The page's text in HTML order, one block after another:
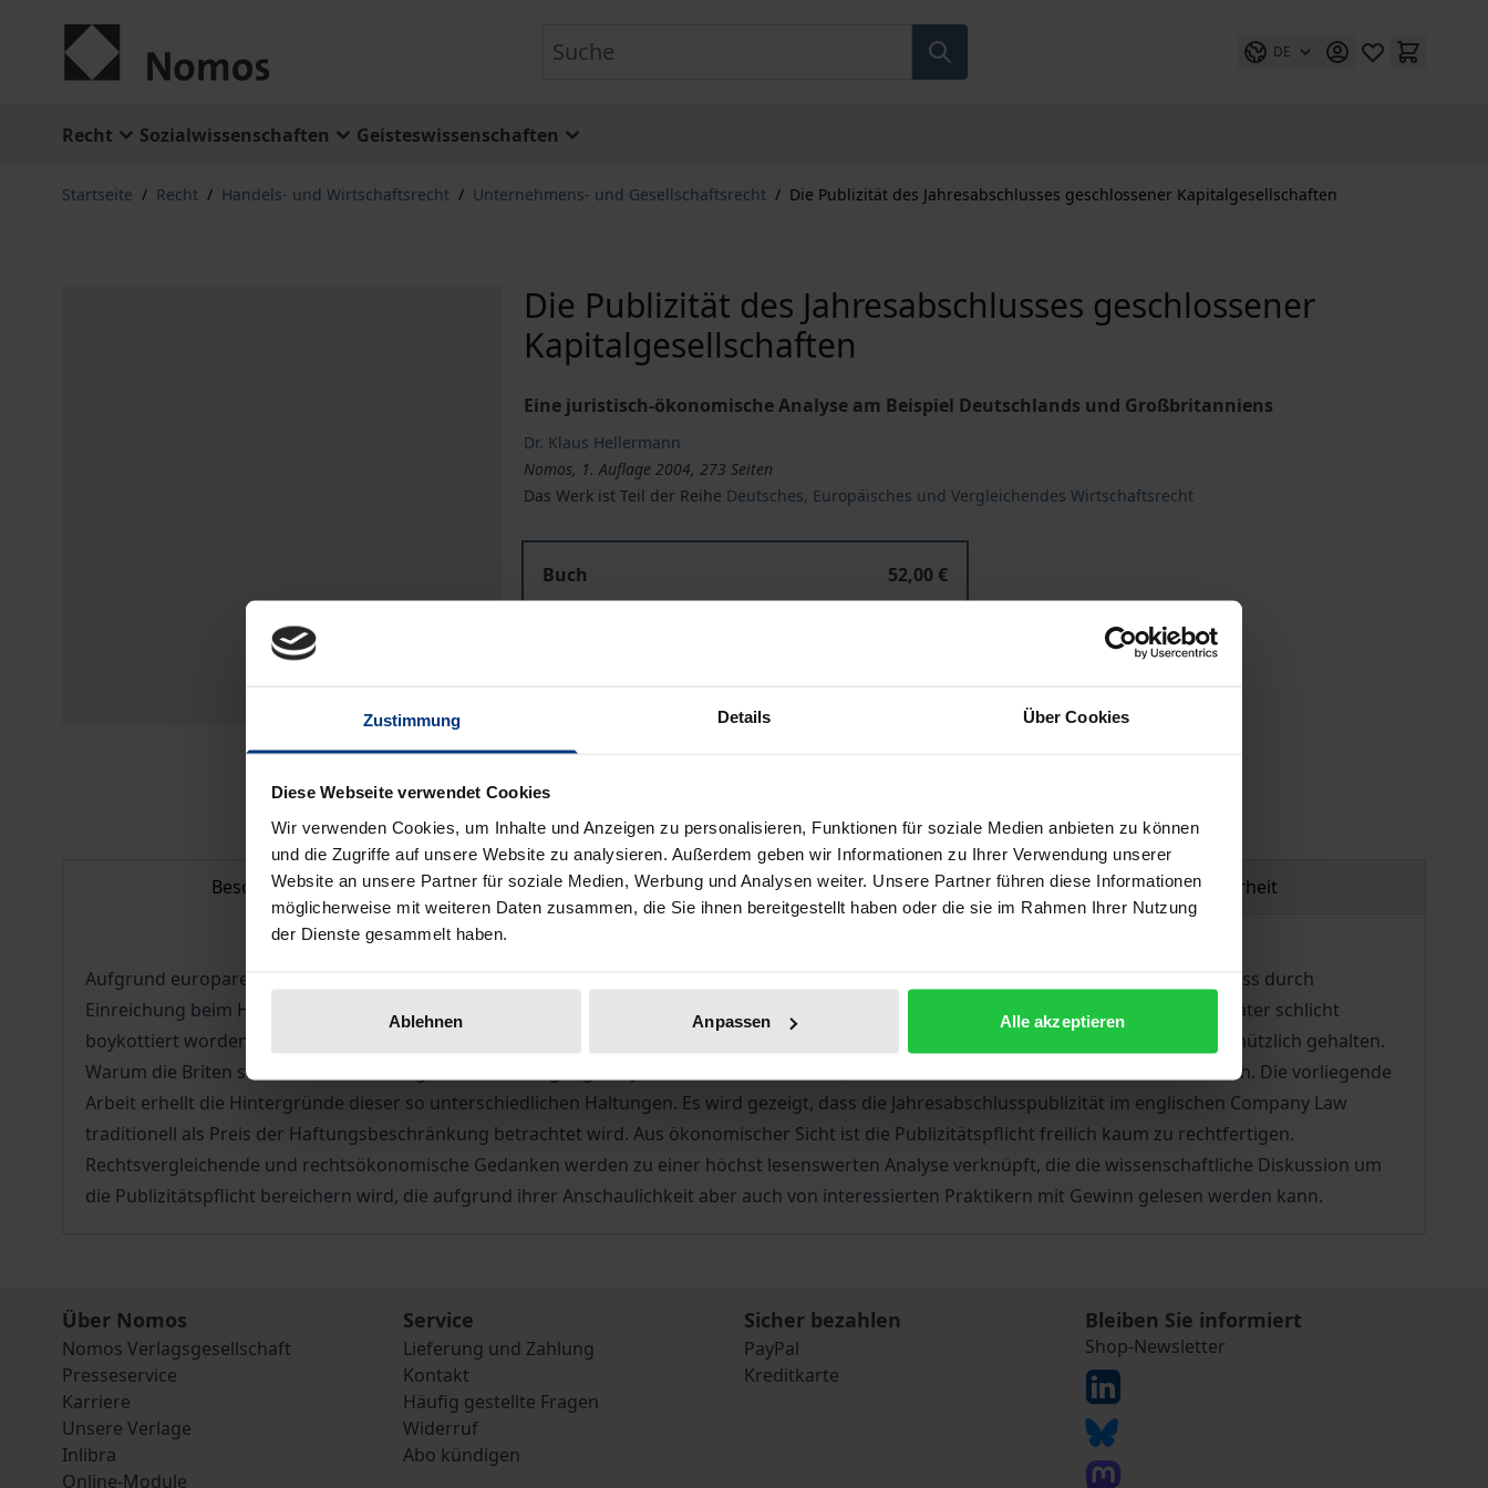
Zustimmung Details Über Cookies
Diese Webseite verwendet Cookies
Wir verwenden Cookies, um Inhalte und Anzeigen zu personalisieren, Funktionen für soziale Medien anbieten zu können
und die Zugriffe auf unsere Website zu analysieren. Außerdem geben wir Informationen zu Ihrer Verwendung unserer
Website an unsere Partner für soziale Medien, Werbung und Analysen weiter. Unsere Partner führen diese Informationen
möglicherweise mit weiteren Daten zusammen, die Sie ihnen bereitgestellt haben oder die sie im Rahmen Ihrer Nutzung
der Dienste gesammelt haben.
Ablehnen Anpassen Alle akzeptieren
DE
Recht Sozialwissenschaften Geisteswissenschaften
Startseite / Recht / Handels- und Wirtschaftsrecht / Unternehmens- und Gesellschaftsrecht / Die Publizität des Jahresabschlusses geschlossener Kapitalgesellschaften
Die Publizität des Jahresabschlusses geschlossener
Kapitalgesellschaften
Eine juristisch-ökonomische Analyse am Beispiel Deutschlands und Großbritanniens
Dr. Klaus Hellermann
Nomos, 1. Auflage 2004, 273 Seiten
Das Werk ist Teil der Reihe Deutsches, Europäisches und Vergleichendes Wirtschaftsrecht
Buch
52,00 €
Beschreibung Bibliografische Angaben Produktsicherheit
Aufgrund europarechtlicher Vorgaben müssen sowohl deutsche GmbHs als auch britische private companies jährlich ihren Jahresabschluss durch
Einreichung beim Handelsregister offenlegen. Diese Publizitätspflicht ist vom deutschen Mittelstand lange Zeit politisch bekämpft und später schlicht
boykottiert worden; in Großbritannien wird sie hingegen von den betroffenen Unternehmen nicht nur für notwendig, sondern sogar für nützlich gehalten.
Warum die Briten so stark auf die zwangsweise Offenlegung des Jahresabschlusses setzen, ist aus deutscher Sicht nur schwer verständlich. Die vorliegende
Arbeit erhellt die Hintergründe dieser so unterschiedlichen Haltungen. Es wird gezeigt, dass die Jahresabschlusspublizität im englischen Company Law
traditionell als Preis der Haftungsbeschränkung betrachtet wird. Aus ökonomischer Sicht ist die Publizitätspflicht freilich kaum zu rechtfertigen.
Rechtsvergleichende und rechtsökonomische Gedanken werden zu einer höchst lesenswerten Analyse verknüpft, die die wissenschaftliche Diskussion um
die Publizitätspflicht bereichern wird, die aufgrund ihrer Anschaulichkeit aber auch von interessierten Praktikern mit Gewinn gelesen werden kann.
Über Nomos
Nomos Verlagsgesellschaft
Presseservice
Karriere
Unsere Verlage
Inlibra
Online-Module
Service
Lieferung und Zahlung
Kontakt
Häufig gestellte Fragen
Widerruf
Abo kündigen
Sicher bezahlen
PayPal
Kreditkarte
Bleiben Sie informiert
Shop-Newsletter